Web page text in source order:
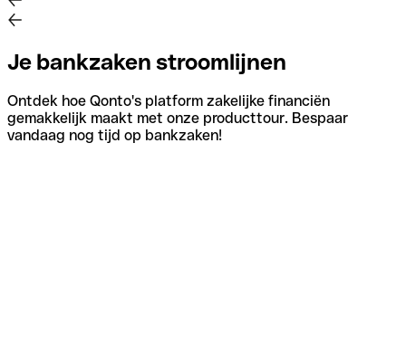
Je bankzaken stroomlijnen
Ontdek hoe Qonto's platform zakelijke financiën
gemakkelijk maakt met onze producttour. Bespaar
vandaag nog tijd op bankzaken!